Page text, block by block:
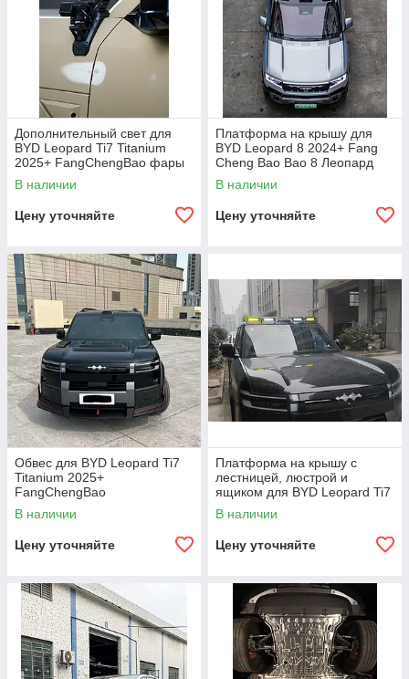
Дополнительный свет для
BYD Leopard Ti7 Titanium
2025+ FangChengBao фары
подсветка LED
В наличии
Цену уточняйте
Платформа на крышу для
BYD Leopard 8 2024+ Fang
Cheng Bao Bao 8 Леопард
Багажник на крышу Лестница
В наличии
Цену уточняйте
Обвес для BYD Leopard Ti7
Titanium 2025+
FangChengBao
В наличии
Цену уточняйте
Платформа на крышу с
лестницей, люстрой и
ящиком для BYD Leopard Ti7
Titanium FangChengBao
В наличии
Цену уточняйте